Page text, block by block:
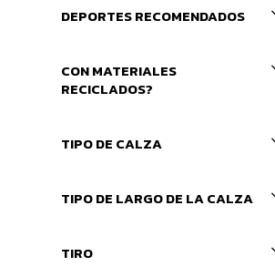
DEPORTES RECOMENDADOS
CON MATERIALES
RECICLADOS?
TIPO DE CALZA
TIPO DE LARGO DE LA CALZA
TIRO